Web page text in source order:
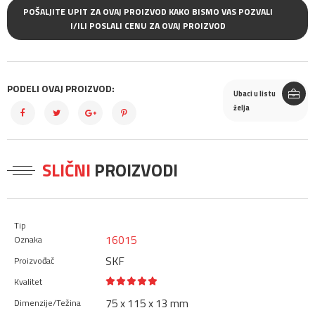
POŠALJITE UPIT ZA OVAJ PROIZVOD KAKO BISMO VAS POZVALI
I/ILI POSLALI CENU ZA OVAJ PROIZVOD
PODELI OVAJ PROIZVOD:
Ubaci u listu
želja
SLIČNI PROIZVODI
16015
SKF
75 x 115 x 13 mm